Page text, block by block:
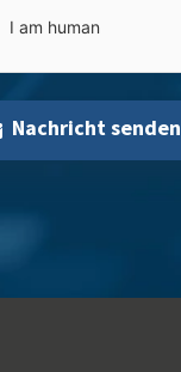
Nachricht senden